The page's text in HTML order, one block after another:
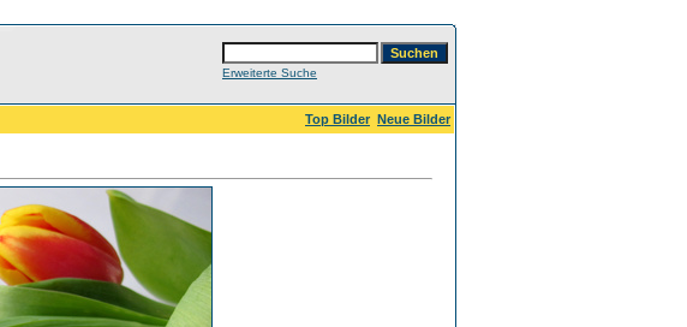
Erweiterte Suche
Top Bilder Neue Bilder